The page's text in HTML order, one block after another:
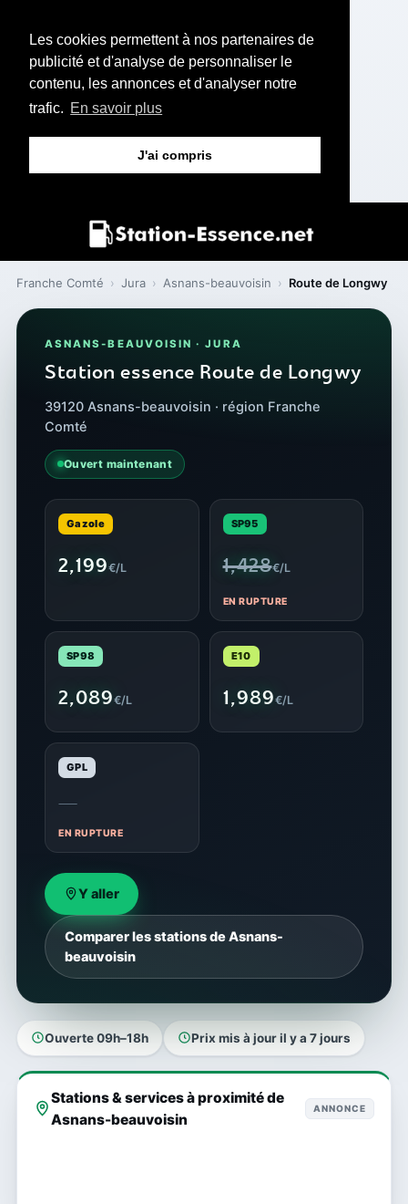
Les cookies permettent à nos partenaires de
publicité et d'analyse de personnaliser le
contenu, les annonces et d'analyser notre
trafic. En savoir plus
J'ai compris
Franche Comté › Jura › Asnans-beauvoisin › Route de Longwy
ASNANS-BEAUVOISIN · JURA
Station essence Route de Longwy
39120 Asnans-beauvoisin · région Franche
Comté
Ouvert maintenant
Gazole
2,199€/L
SP95
1,428€/L
EN RUPTURE
SP98
2,089€/L
E10
1,989€/L
GPL
—
EN RUPTURE
Y aller
Comparer les stations de Asnans-
beauvoisin
Ouverte 09h–18h Prix mis à jour il y a 7 jours
Stations & services à proximité de
Asnans-beauvoisin
ANNONCE